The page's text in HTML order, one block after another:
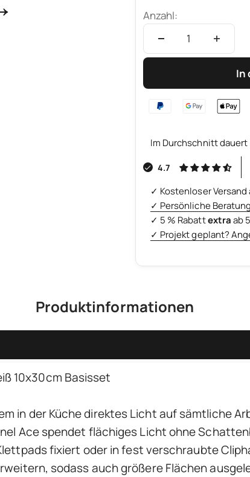
Anzahl:
In
Im Durchschnitt
4.7
✓ Kostenloser Versand
✓ Persönliche
✓ 5 % Rabattextraab
✓ Projekt geplant?
Produktinformationen
10x30cm Basisset
in der Küche direktes Licht auf sämtliche
Ace spendet flächiges Licht ohne
fixiert oder in fest verschraubte
sodass auch größere Flächen